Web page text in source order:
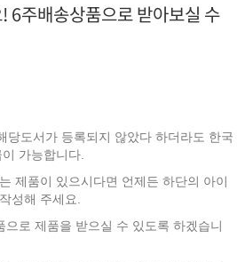
6주배송상품으로 받아보실 수
당도서가 등록되지 않았다 하더라도 한국
가능합니다.
제품이 있으시다면 언제든 하단의 아이
성해 주세요.
로 제품을 받으실 수 있도록 하겠습니